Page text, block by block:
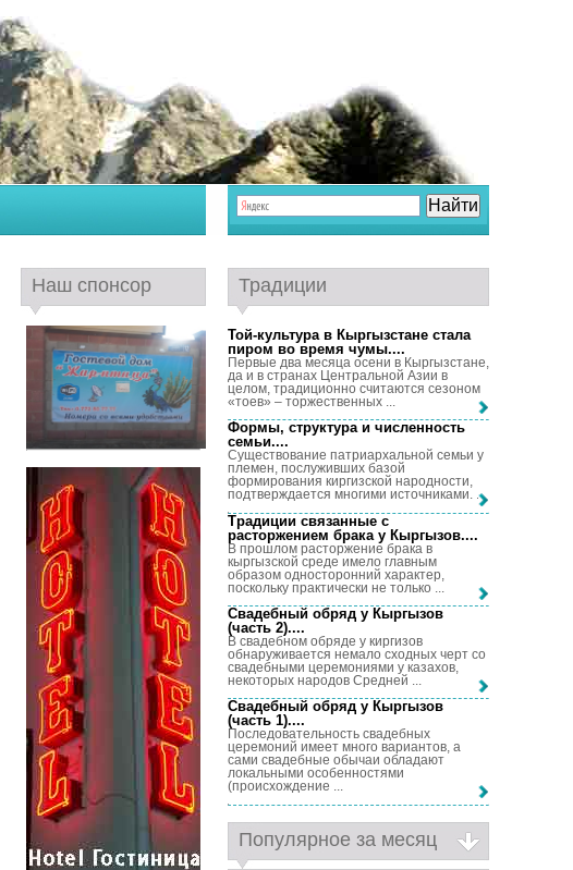
Наш спонсор Традиции
Той-культура в Кыргызстане стала
пиром во время чумы....
Первые два месяца осени в Кыргызстане,
да и в странах Центральной Азии в
целом, традиционно считаются сезоном
«тоев» – торжественных ...
Формы, структура и численность
семьи....
Существование патриархальной семьи у
племен, послуживших базой
формирования киргизской народности,
подтверждается многими источниками. ...
Традиции связанные с
расторжением брака у Кыргызов....
В прошлом расторжение брака в
кыргызской среде имело главным
образом односторонний характер,
поскольку практически не только ...
Свадебный обряд у Кыргызов
(часть 2)....
В свадебном обряде у киргизов
обнаруживается немало сходных черт со
свадебными церемониями у казахов,
некоторых народов Средней ...
Свадебный обряд у Кыргызов
(часть 1)....
Последовательность свадебных
церемоний имеет много вариантов, а
сами свадебные обычаи обладают
локальными особенностями
(происхождение ...
Популярное за месяц